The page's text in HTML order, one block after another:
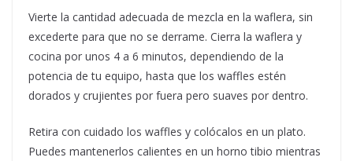
Vierte la cantidad adecuada de mezcla en la waflera, sin
excederte para que no se derrame. Cierra la waflera y
cocina por unos 4 a 6 minutos, dependiendo de la
potencia de tu equipo, hasta que los waffles estén
dorados y crujientes por fuera pero suaves por dentro.
Retira con cuidado los waffles y colócalos en un plato.
Puedes mantenerlos calientes en un horno tibio mientras